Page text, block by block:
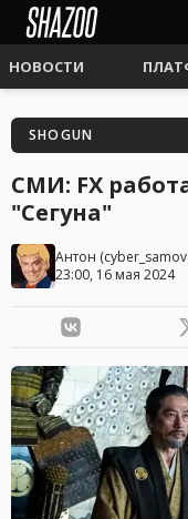
НОВОСТИ
SHOGUN
СМИ: FX
"Сегуна"
Антон (
23:00, 16 мая 2024